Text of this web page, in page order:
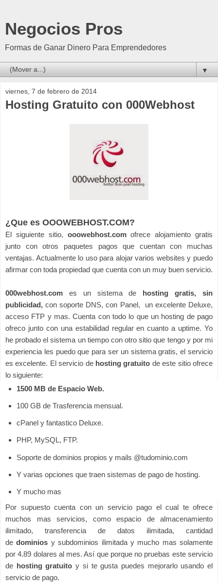
Negocios Pros
Formas de Ganar Dinero Para Emprendedores
▼
viernes, 7 de febrero de 2014
Hosting Gratuito con 000Webhost
¿Que es OOOWEBHOST.COM?
El siguiente sitio, ooowebhost.comofrece alojamiento gratis
junto con otros paquetes pagos que cuentan con muchas
ventajas. Actualmente lo uso para alojar varios websites y puedo
afirmar con toda propiedad que cuenta con un muy buen servicio.
000webhost.com es un sistema de hosting gratis, sin
publicidad, con soporte DNS, con Panel, un excelente Deluxe,
acceso FTP y mas. Cuenta con todo lo que un hosting de pago
ofreco junto con una estabilidad regular en cuanto a uptime. Yo
he probado el sistema un tiempo con otro sitio que tengo y por mi
experiencia les puedo que para ser un sistema gratis, el servicio
es excelente. El servicio de hosting gratuito de este sitio ofrece
lo siguiente:
1500 MB de Espacio Web.
100 GB de Trasferencia mensual.
cPanel y fantastico Deluxe.
PHP, MySQL, FTP.
Soporte de dominios propios y mails @tudominio.com
Y varias opciones que traen sistemas de pago de hosting.
Y mucho mas
Por supuesto cuenta con un servicio pago el cual te ofrece
muchos mas servicios, como espacio de almacenamiento
ilimitado, transferencia de datos ilimitada, cantidad
dedominios y subdominios ilimitada y mucho mas solamente
por 4.89 dolares al mes. Así que porque no pruebas este servicio
de hosting gratuito y si te gusta puedes mejorarlo usando el
servicio de pago.